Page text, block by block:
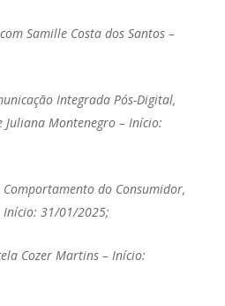
Samille Costa dos Santos –
Integrada Pós-Digital,
Juliana Montenegro – Início:
do Consumidor,
Início: 31/01/2025;
Cozer Martins – Início: